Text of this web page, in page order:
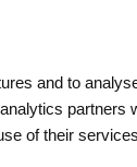
and to
partners
of their
€